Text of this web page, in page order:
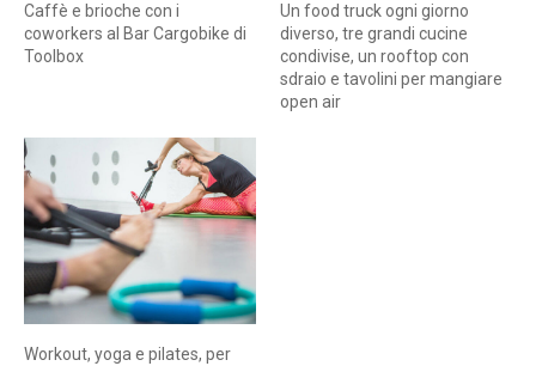
Caffè e brioche con i
coworkers al Bar Cargobike di
Toolbox
Un food truck ogni giorno
diverso, tre grandi cucine
condivise, un rooftop con
sdraio e tavolini per mangiare
open air
Workout, yoga e pilates, per